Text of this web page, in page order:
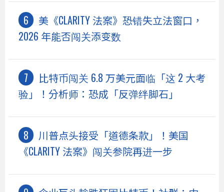
美《CLARITY 法案》恐错失立法窗口，
2026 年能否闯关添变数
比特币闯关 6.8 万美元面临「这 2 大考
验」！分析师：恐成「反弹绊脚石」
川普点头接受「道德条款」！美国
《CLARITY 法案》闯关参院再进一步